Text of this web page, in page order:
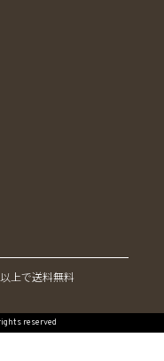
上で送料無料
reserved